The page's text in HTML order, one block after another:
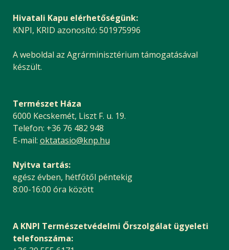
Hivatali Kapu elérhetőségünk:
KNPI, KRID azonosító: 501975996
A weboldal az Agrárminisztérium támogatásával
készült.
Természet Háza
6000 Kecskemét, Liszt F. u. 19.
Telefon: +36 76 482 948
E-mail: oktatasio@knp.hu
Nyitva tartás:
egész évben, hétfőtől péntekig
8:00-16:00 óra között
A KNPI Természetvédelmi Őrszolgálat ügyeleti
telefonszáma: